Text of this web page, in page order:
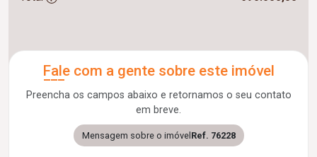
Fale com a gente sobre este imóvel
Preencha os campos abaixo e retornamos o seu contato
em breve.
Mensagem sobre o imóvel Ref. 76228